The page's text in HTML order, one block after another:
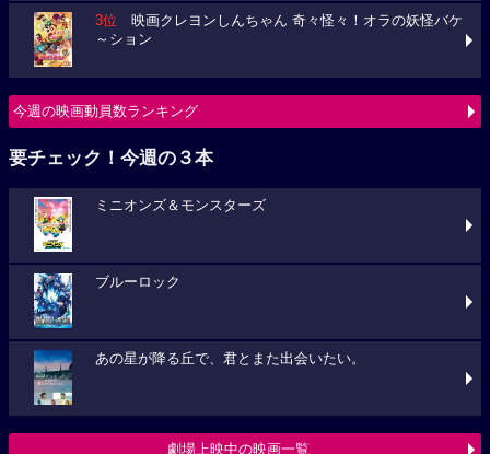
3位 映画クレヨンしんちゃん 奇々怪々！オラの妖怪バケ
～ション
今週の映画動員数ランキング
要チェック！今週の３本
ミニオンズ＆モンスターズ
ブルーロック
あの星が降る丘で、君とまた出会いたい。
劇場上映中の映画一覧